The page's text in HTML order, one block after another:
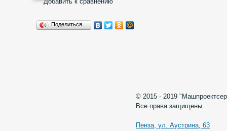
Поделиться…
© 2015 - 2019
Все права защищены.
Пенза, ул. Аустрина, 63